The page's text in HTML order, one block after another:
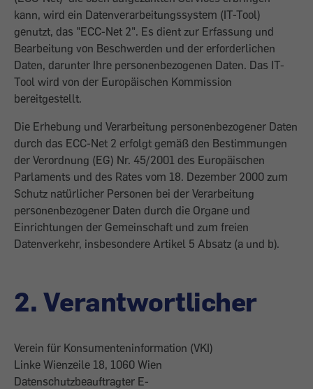
kann, wird ein Datenverarbeitungssystem (IT-Tool)
genutzt, das "ECC-Net 2". Es dient zur Erfassung und
Bearbeitung von Beschwerden und der erforderlichen
Daten, darunter Ihre personenbezogenen Daten. Das IT-
Tool wird von der Europäischen Kommission
bereitgestellt.
Die Erhebung und Verarbeitung personenbezogener Daten
durch das ECC-Net 2 erfolgt gemäß den Bestimmungen
der Verordnung (EG) Nr. 45/2001 des Europäischen
Parlaments und des Rates vom 18. Dezember 2000 zum
Schutz natürlicher Personen bei der Verarbeitung
personenbezogener Daten durch die Organe und
Einrichtungen der Gemeinschaft und zum freien
Datenverkehr, insbesondere Artikel 5 Absatz (a und b).
2. Verantwortlicher
Verein für Konsumenteninformation (VKI)
Linke Wienzeile 18, 1060 Wien
Datenschutzbeauftragter E-